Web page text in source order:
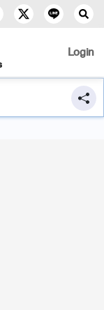
Login